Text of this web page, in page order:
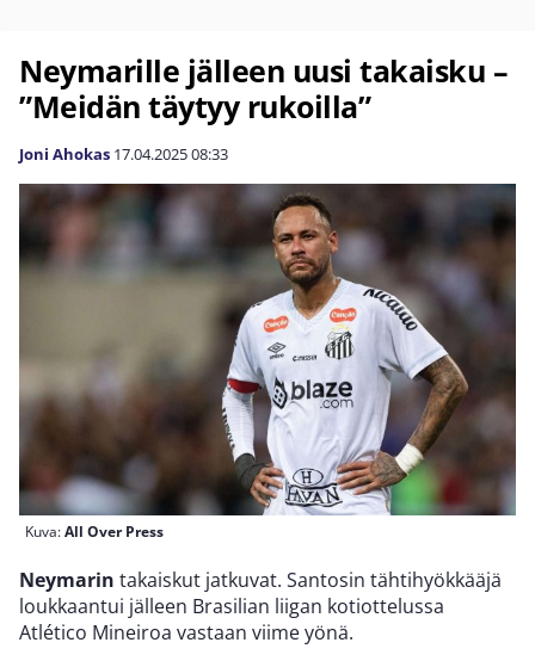
Neymarille jälleen uusi takaisku –
”Meidän täytyy rukoilla”
Joni Ahokas 17.04.202508:33
Kuva:All Over Press
Neymarin takaiskut jatkuvat. Santosin tähtihyökkääjä
loukkaantui jälleen Brasilian liigan kotiottelussa
Atlético Mineiroa vastaan viime yönä.